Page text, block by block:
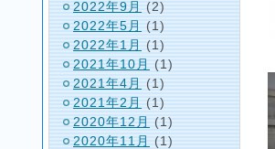
2022年9月
(2)
2022年5月 (1)
2022年1月 (1)
2021年10月
(1)
2021年4月
(1)
2021年2月 (1)
2020年12月 (1)
2020年11月
(1)